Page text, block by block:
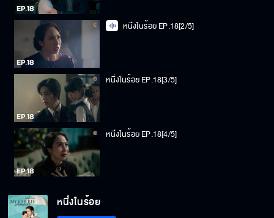
หนึ่งในร้อย EP.18[2/5]
หนึ่งในร้อย EP.18[3/5]
หนึ่งในร้อย EP.18[4/5]
หนึ่งในร้อย